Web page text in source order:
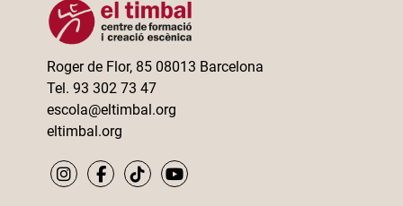
Roger de Flor, 85 08013 Barcelona
Tel. 93 302 73 47
escola@eltimbal.org
eltimbal.org